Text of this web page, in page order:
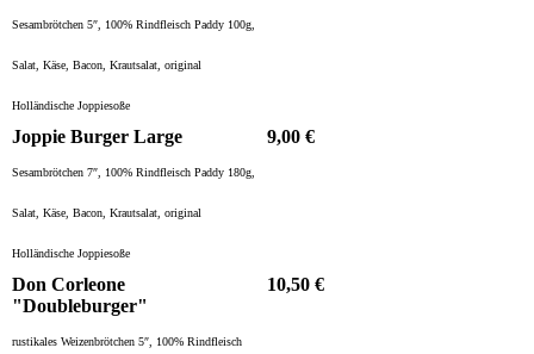
Sesambrötchen 5″, 100% Rindfleisch Paddy 100g,
Salat, Käse, Bacon, Krautsalat, original
Holländische Joppiesoße
Joppie Burger Large 9,00 €
Sesambrötchen 7″, 100% Rindfleisch Paddy 180g,
Salat, Käse, Bacon, Krautsalat, original
Holländische Joppiesoße
Don Corleone
"Doubleburger"
10,50 €
rustikales Weizenbrötchen 5″, 100% Rindfleisch